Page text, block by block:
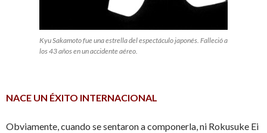
Kyu Sakamoto fue una estrella del espectáculo japonés. Falleció a
los 43 años en un accidente aéreo.
NACE UN ÉXITO INTERNACIONAL
Obviamente, cuando se sentaron a componerla, ni Rokusuke Ei